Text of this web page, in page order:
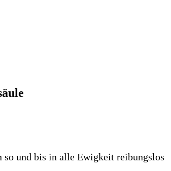
so und bis in alle Ewigkeit reibungslos